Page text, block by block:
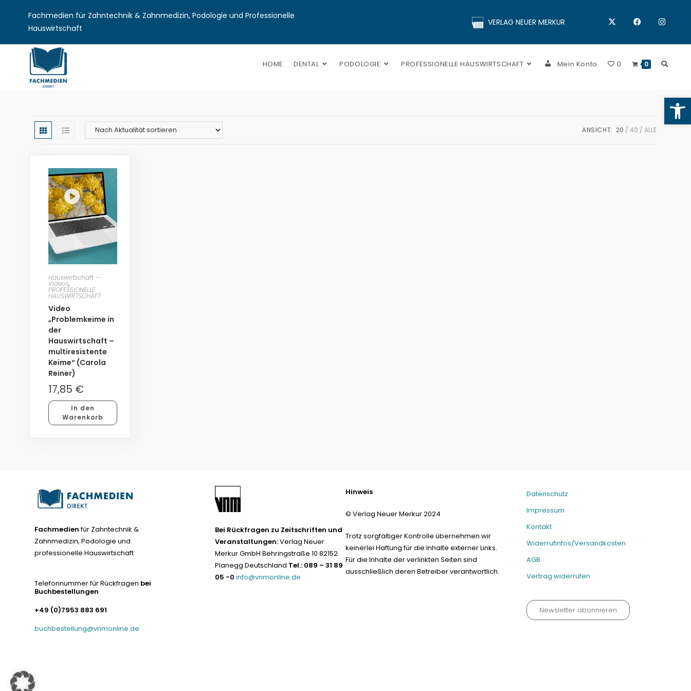
Fachmedien für Zahntechnik & Zahnmedizin, Podologie und Professionelle
Hauswirtschaft
VERLAG NEUER MERKUR
HOME DENTAL PODOLOGIE PROFESSIONELLE HAUSWIRTSCHAFT Mein Konto 0 0
ANSICHT: 20 40 ALLE
Hauswirtschaft –
Videos,
PROFESSIONELLE
HAUSWIRTSCHAFT
Video
„Problemkeime in
der
Hauswirtschaft –
multiresistente
Keime“ (Carola
Reiner)
17,85 €
In den
Warenkorb
Fachmedienfür Zahntechnik &
Zahnmedizin, Podologie und
professionelle Hauswirtschaft
Telefonnummer für Rückfragen bei
Buchbestellungen
+49 (0)7953 883 691
buchbestellung@vnmonline.de
Bei Rückfragen zu Zeitschriften und
Veranstaltungen:Verlag Neuer
Merkur GmbH Behringstraße 10 82152
Planegg Deutschland Tel.: 089 – 31 89
05 -0 info@vnmonline.de
Hinweis
© Verlag Neuer Merkur 2024
Trotz sorgfältiger Kontrolle übernehmen wir
keinerlei Haftung für die Inhalte externer Links.
Für die Inhalte der verlinkten Seiten sind
ausschließlich deren Betreiber verantwortlich.
Datenschutz
Impressum
Kontakt
Widerrufinfos/Versandkosten
AGB
Vertrag widerrufen
Newsletter abonnieren
© Fachmedien-direkt.de | Verlag Neuer Merkur